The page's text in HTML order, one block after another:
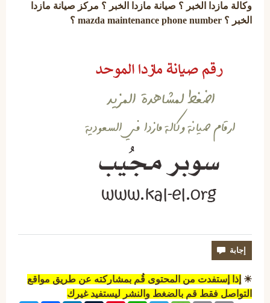
وكالة مازدا الخبر ؟ صيانة مازدا الخبر ؟ مركز صيانة مازدا
الخبر ؟ mazda maintenance phone number ؟
☀ إذا إستفدت من المحتوى قُم بمشاركته عن طريق مواقع
التواصل فقط قم بالضغط والنشر ليستفيد غيرك